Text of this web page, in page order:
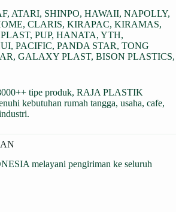
ATARI, SHINPO, HAWAII, NAPOLLY,
CLARIS, KIRAPAC, KIRAMAS,
PUP, HANATA, YTH,
PACIFIC, PANDA STAR, TONG
GALAXY PLAST, BISON PLASTICS,
tipe produk, RAJA PLASTIK
kebutuhan rumah tangga, usaha, cafe,
melayani pengiriman ke seluruh